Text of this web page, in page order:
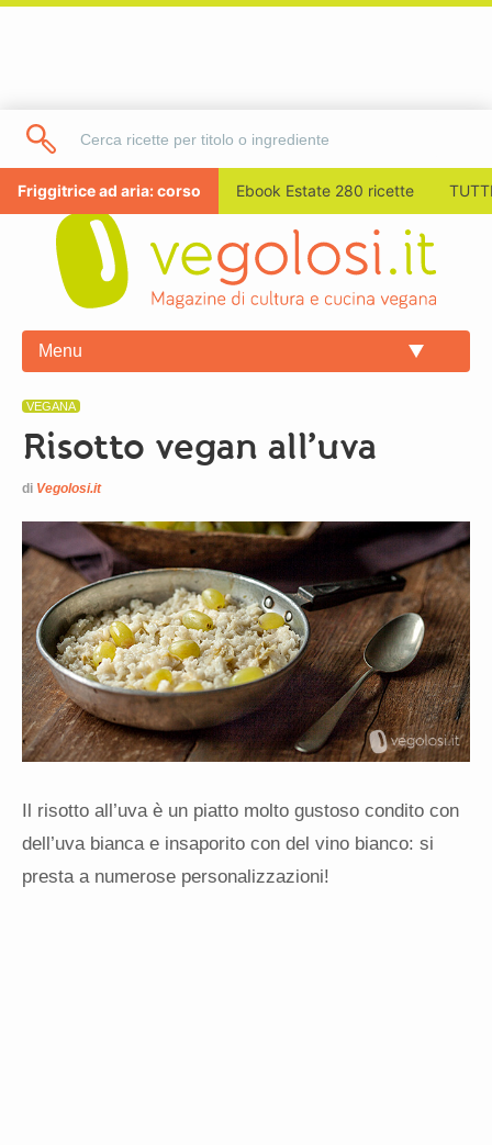
Friggitrice ad aria: corso Ebook Estate 280 ricette
Menu
VEGANA
Risotto vegan all’uva
di Vegolosi.it
Il risotto all’uva è un piatto molto gustoso condito con
dell’uva bianca e insaporito con del vino bianco: si
presta a numerose personalizzazioni!